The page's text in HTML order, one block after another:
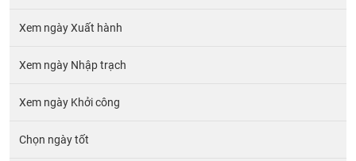
Xem ngày Xuất hành
Xem ngày Nhập trạch
Xem ngày Khởi công
Chọn ngày tốt